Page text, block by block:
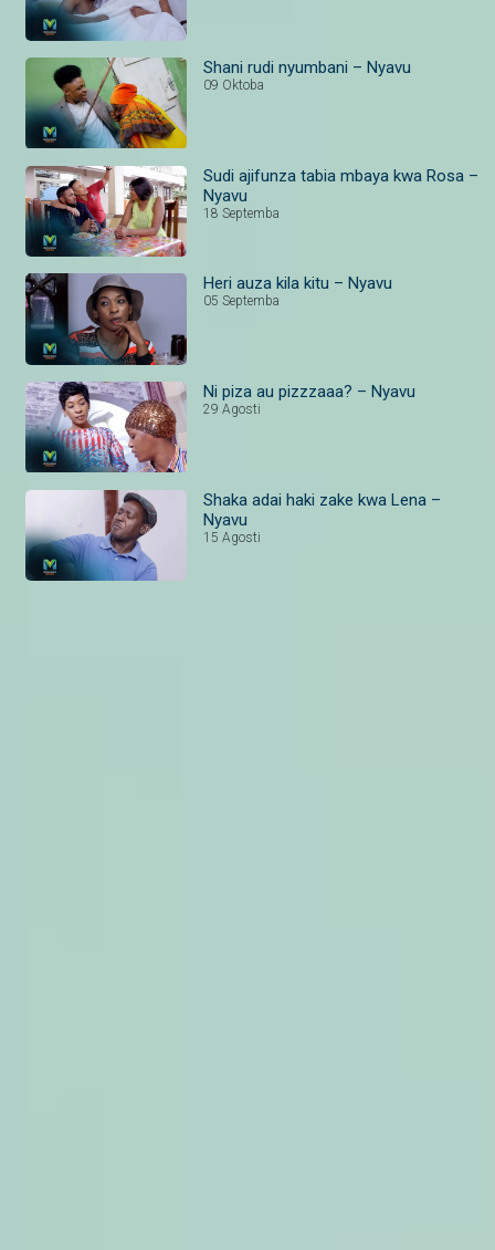
Shani rudi nyumbani – Nyavu
09 Oktoba
Sudi ajifunza tabia mbaya kwa Rosa –
Nyavu
18 Septemba
Heri auza kila kitu – Nyavu
05 Septemba
Ni piza au pizzzaaa? – Nyavu
29 Agosti
Shaka adai haki zake kwa Lena –
Nyavu
15 Agosti